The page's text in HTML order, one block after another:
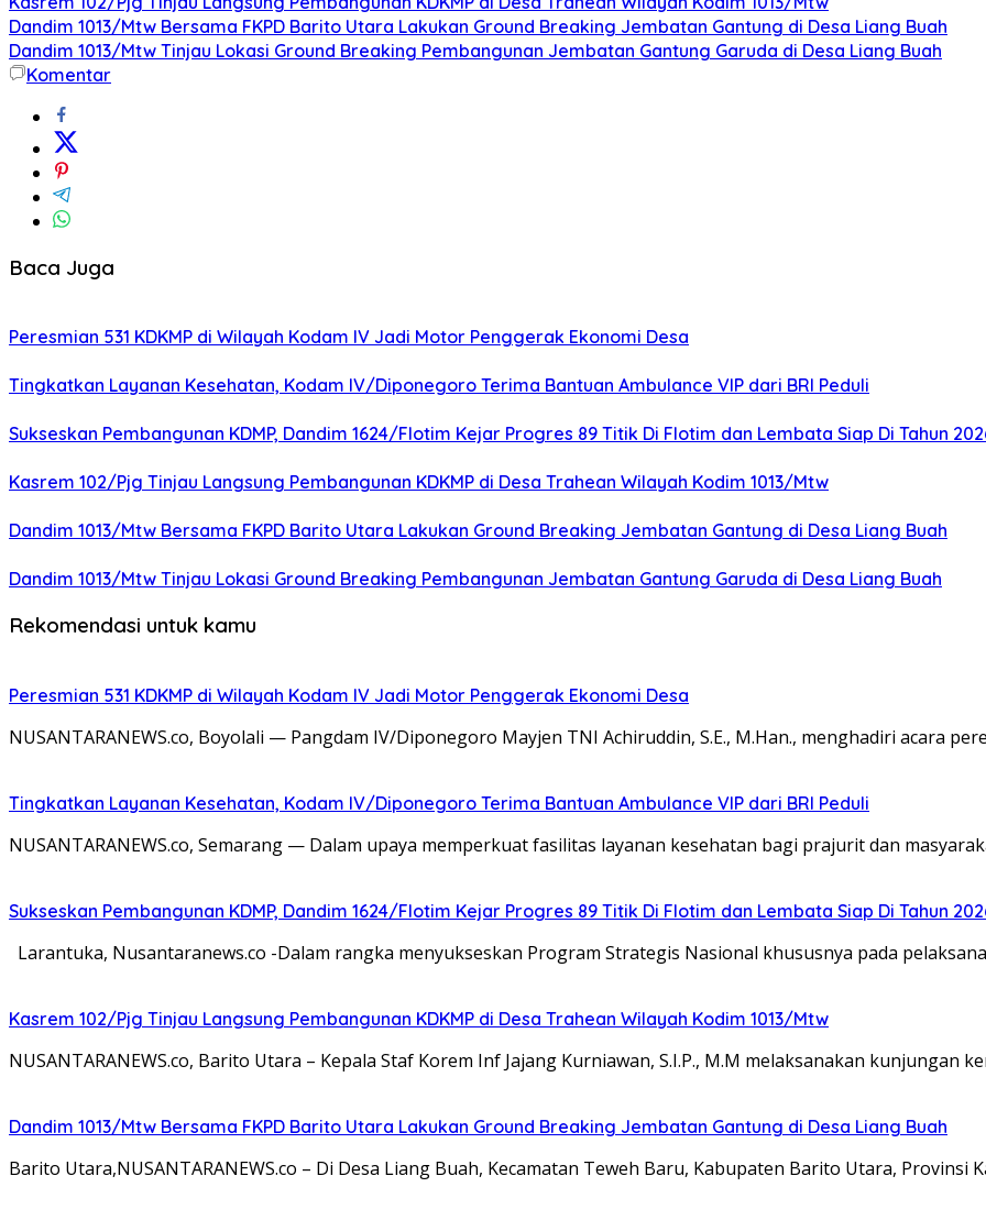
Dandim 1013/Mtw Bersama FKPD Barito Utara Lakukan Ground Breaking Jembatan Gantung di Desa Liang Buah
Dandim 1013/Mtw Tinjau Lokasi Ground Breaking Pembangunan Jembatan Gantung Garuda di Desa Liang Buah
Komentar
Baca Juga
Peresmian 531 KDKMP di Wilayah Kodam IV Jadi Motor Penggerak Ekonomi Desa
Tingkatkan Layanan Kesehatan, Kodam IV/Diponegoro Terima Bantuan Ambulance VIP dari BRI Peduli
Sukseskan Pembangunan KDMP, Dandim 1624/Flotim Kejar Progres 89 Titik Di Flotim dan Lembata Siap Di Tahun
Kasrem 102/Pjg Tinjau Langsung Pembangunan KDKMP di Desa Trahean Wilayah Kodim 1013/Mtw
Dandim 1013/Mtw Bersama FKPD Barito Utara Lakukan Ground Breaking Jembatan Gantung di Desa Liang Buah
Dandim 1013/Mtw Tinjau Lokasi Ground Breaking Pembangunan Jembatan Gantung Garuda di Desa Liang Buah
Rekomendasi untuk kamu
Peresmian 531 KDKMP di Wilayah Kodam IV Jadi Motor Penggerak Ekonomi Desa
NUSANTARANEWS.co, Boyolali — Pangdam IV/Diponegoro Mayjen TNI Achiruddin, S.E., M.Han., menghadiri acara
Tingkatkan Layanan Kesehatan, Kodam IV/Diponegoro Terima Bantuan Ambulance VIP dari BRI Peduli
NUSANTARANEWS.co, Semarang — Dalam upaya memperkuat fasilitas layanan kesehatan bagi prajurit dan
Sukseskan Pembangunan KDMP, Dandim 1624/Flotim Kejar Progres 89 Titik Di Flotim dan Lembata Siap Di Tahun
Larantuka, Nusantaranews.co -Dalam rangka menyukseskan Program Strategis Nasional khususnya pada
Kasrem 102/Pjg Tinjau Langsung Pembangunan KDKMP di Desa Trahean Wilayah Kodim 1013/Mtw
NUSANTARANEWS.co, Barito Utara – Kepala Staf Korem Inf Jajang Kurniawan, S.I.P., M.M melaksanakan kunjungan
Dandim 1013/Mtw Bersama FKPD Barito Utara Lakukan Ground Breaking Jembatan Gantung di Desa Liang Buah
Barito Utara,NUSANTARANEWS.co – Di Desa Liang Buah, Kecamatan Teweh Baru, Kabupaten Barito Utara, Provinsi